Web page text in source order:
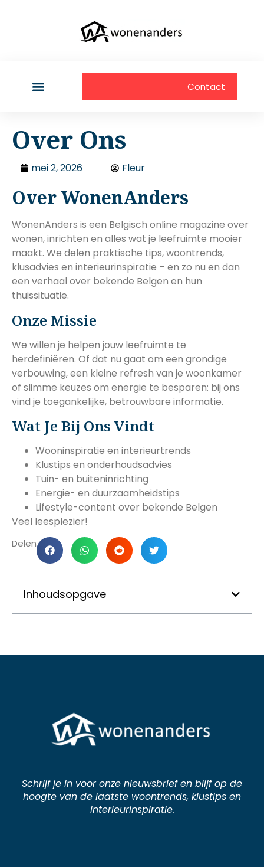
Contact
Over Ons
mei 2, 2026 Fleur
Over WonenAnders
WonenAnders is een Belgisch online magazine over
wonen, inrichten en alles wat je leefruimte mooier
maakt. We delen praktische tips, woontrends,
klusadvies en interieurinspiratie – en zo nu en dan
een verhaal over bekende Belgen en hun
thuissituatie.
Onze Missie
We willen je helpen jouw leefruimte te
herdefiniëren. Of dat nu gaat om een grondige
verbouwing, een kleine refresh van je woonkamer
of slimme keuzes om energie te besparen: bij ons
vind je toegankelijke, betrouwbare informatie.
Wat Je Bij Ons Vindt
Wooninspiratie en interieurtrends
Klustips en onderhoudsadvies
Tuin- en buiteninrichting
Energie- en duurzaamheidstips
Lifestyle-content over bekende Belgen
Veel leesplezier!
Delen
Inhoudsopgave
Schrijf je in voor onze nieuwsbrief en blijf op de
hoogte van de laatste woontrends, klustips en
interieurinspiratie.